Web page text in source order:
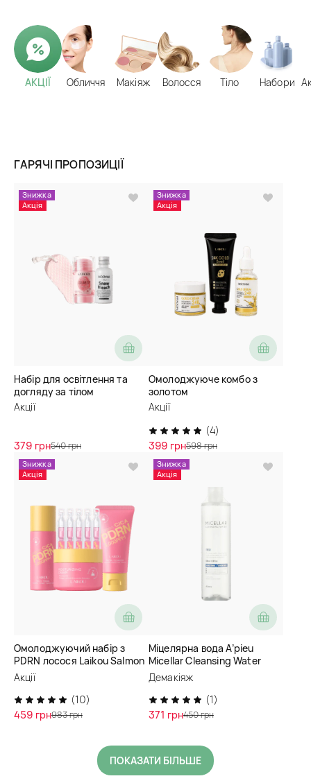
АКЦІЇ Обличчя Макіяж Волосся Тіло Набори
ГАРЯЧІ ПРОПОЗИЦІЇ
Знижка
Акція
Набір для освітлення та
догляду за тілом
Акції
379 грн540 грн
Знижка
Акція
Омолоджуюче комбо з
золотом
Акції
(4)
399 грн598 грн
Знижка
Акція
Омолоджуючий набір з
PDRN лосося Laikou Salmon
Cica PDRN
Акції
(10)
459 грн983 грн
Знижка
Акція
Міцелярна вода A’pieu
Micellar Cleansing Water
Fresh
Демакіяж
(1)
371 грн450 грн
ПОКАЗАТИ БІЛЬШЕ